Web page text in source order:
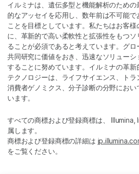
イルミナは、遺伝多型と機能解析のため
的なアッセイを応用し、数年前は不可能
ことを目標としています。私たちはお客
に、革新的で高い柔軟性と拡張性をもつ
ることが必須であると考えています。グ
共同研究に価値をおき、迅速なソリュー
することに努めています。イルミナの革新
テクノロジーは、ライフサイエンス、トラ
消費者ゲノミクス、分子診断の分野におい
います。
すべての商標および登録商標は、 Illumina,
属します。
商標および登録商標の詳細は
をご覧ください。